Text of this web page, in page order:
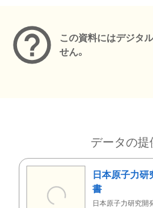
この資料にはデジタ
せん。
データの提
日本原子力研
書
日本原子力研究開